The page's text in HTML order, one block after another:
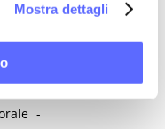
Mostra dettagli
-Medicina di genere
-
cinese
vulvare -
-